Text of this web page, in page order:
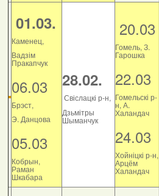
01.03.
Каменец,
Вадзім
Пракапчук
06.03
Брэст,
Э. Данцова
05.03
Кобрын,
Раман
Шкабара
28.02.
Свіслацкі р-н,
Дзьмітры
Шыманчук
20.03
Гомель, З.
Гарошка
22.03
Гомельскі р-
н, А.
Халандач
24.03
Хойніцкі р-н,
Арцём
Халандач